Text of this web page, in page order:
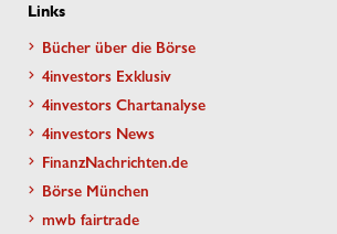
Links
Bücher über die Börse
4investors Exklusiv
4investors Chartanalyse
4investors News
FinanzNachrichten.de
Börse München
mwb fairtrade